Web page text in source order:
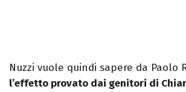
Nuzzi vuole quindi sapere da Paolo
l’effetto provato dai genitori di